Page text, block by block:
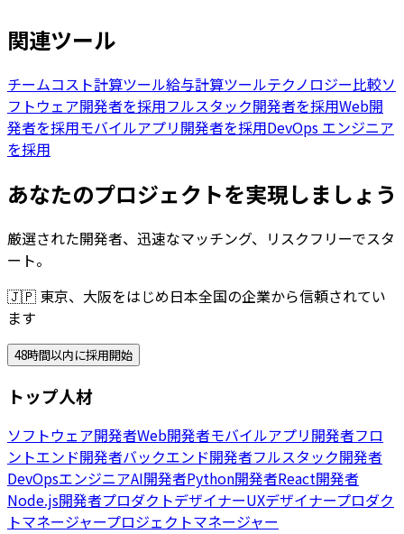
関連ツール
チームコスト計算ツール給与計算ツールテクノロジー比較ソ
フトウェア開発者を採用フルスタック開発者を採用Web開
発者を採用モバイルアプリ開発者を採用DevOps エンジニア
を採用
あなたのプロジェクトを実現しましょう
厳選された開発者、迅速なマッチング、リスクフリーでスタ
ート。
🇯🇵 東京、大阪をはじめ日本全国の企業から信頼されてい
ます
48時間以内に採用開始
トップ人材
ソフトウェア開発者Web開発者モバイルアプリ開発者フロ
ントエンド開発者バックエンド開発者フルスタック開発者
DevOpsエンジニアAI開発者Python開発者React開発者
Node.js開発者プロダクトデザイナーUXデザイナープロダク
トマネージャープロジェクトマネージャー